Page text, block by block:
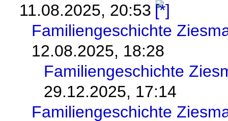
11.08.2025, 20:53
Familiengeschichte
12.08.2025, 18:28
Familiengeschichte
29.12.2025, 17:14
Familiengeschichte